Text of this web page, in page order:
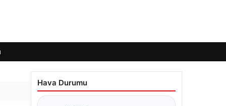
Hava Durumu